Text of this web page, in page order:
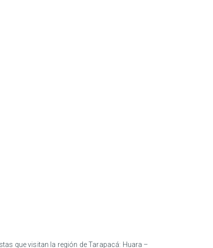
que visitan la región de Tarapacá: Huara –